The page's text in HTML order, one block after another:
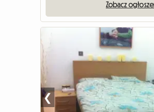
Zobacz
❮